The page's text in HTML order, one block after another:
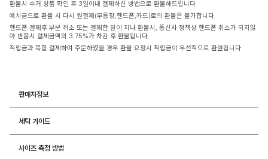
환불시 수거 상품 확인 후 3일이내 결제하신 방법으로 환불해드립니다
예치금으로 환불 시 다시 원결제(무통장,핸드폰,카드)로의 환불은 불가합니다.
핸드폰 결제후 부분 취소 또는 결제한 달이 지나 환불시, 통신사 정책상 핸드폰 취소가 되지않
아 반품시 결제금액의 3.75%가 차감 후 환불됩니다.
적립금과 복합 결제하여 주문하였을 경우 환불 요청시 적립금이 우선적으로 환원됩니다.
판매자정보
세탁 가이드
사이즈 측정 방법